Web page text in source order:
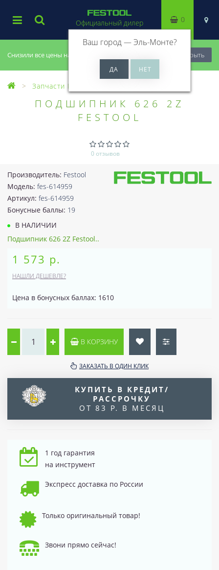
Снизили все цены на 20%, успей купить! Закрыть
Официальный дилер
Ваш город —Эль-Монте?
0
Запчасти Festool
ПОДШИПНИК 626 2Z
FESTOOL
0 отзывов
Производитель: Festool
Модель: fes-614959
Артикул: fes-614959
Бонусные баллы: 19
В НАЛИЧИИ
Подшипник 626 2Z Festool..
1 573 р.
НАШЛИ ДЕШЕВЛЕ?
Цена в бонусных баллах: 1610
В КОРЗИНУ
ЗАКАЗАТЬ В ОДИН КЛИК
КУПИТЬ В КРЕДИТ/
РАССРОЧКУ
ОТ 83 Р. В МЕСЯЦ
1 год гарантия
на инструмент
Экспресс доставка по России
Только оригинальный товар!
Звони прямо сейчас!